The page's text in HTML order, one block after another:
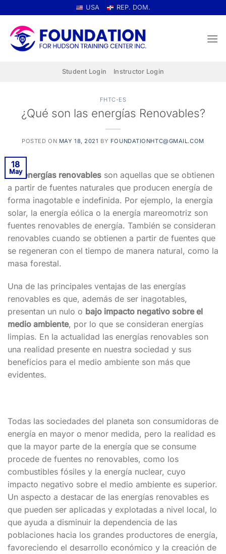
content
USA REP. DOM.
Student Login Instructor Login
FHTC-ES
¿Qué son las energías Renovables?
POSTED ON MAY 18, 2021 BY FOUNDATIONHTC@GMAIL.COM
18
May
Las energías renovables son aquellas que se obtienen
a partir de fuentes naturales que producen energía de
forma inagotable e indefinida. Por ejemplo, la energía
solar, la energía eólica o la energía mareomotriz son
fuentes renovables de energía. También se consideran
renovables cuando se obtienen a partir de fuentes que
se regeneran con el tiempo de manera natural, como la
masa forestal.
Una de las principales ventajas de las energías
renovables es que, además de ser inagotables,
presentan un nulo o bajo impacto negativo sobre el
medio ambiente, por lo que se consideran energías
limpias. En la actualidad las energías renovables son
una realidad presente en nuestra sociedad y sus
beneficios para el medio ambiente son más que
evidentes.
Todas las sociedades del planeta son consumidoras de
energía en mayor o menor medida, pero la realidad es
que la mayor parte de la energía que se consume
procede de fuentes no renovables, como los
combustibles fósiles y la energía nuclear, cuyo
impacto negativo sobre el medio ambiente es superior.
Un aspecto a destacar de las energías renovables es
que pueden ser aplicadas y explotadas a nivel local, lo
que ayuda a disminuir la dependencia de las
poblaciones hacia los grandes productores de energía,
favoreciendo el desarrollo económico y la creación de